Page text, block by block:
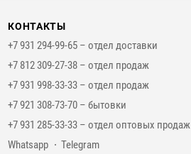
КОНТАКТЫ
+7 931 294-99-65 –отдел доставки
+7 812 309-27-38 –отдел продаж
+7 931 998-33-33 –отдел продаж
+7 921 308-73-70 –бытовки
+7 931 285-33-33 –отдел оптовых продаж
Мессенджеры
Whatsapp Telegram